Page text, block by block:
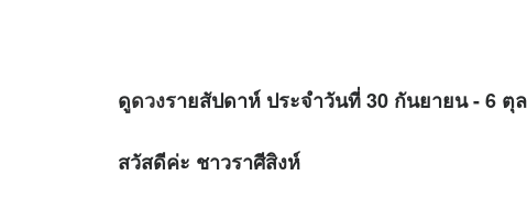
ดูดวงรายสัปดาห์ ประจำวันที่ 30 กันยายน - 6 ตุ
สวัสดีค่ะ ชาวราศีสิงห์